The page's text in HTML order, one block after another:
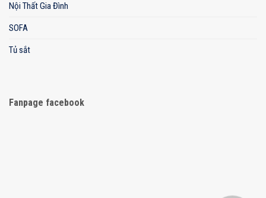
Nội Thất Gia Đình
SOFA
Tủ sắt
Fanpage facebook